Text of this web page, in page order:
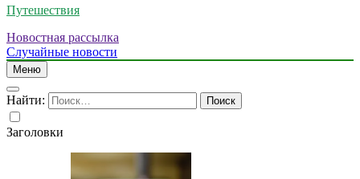
Путешествия
Новостная рассылка
Случайные новости
Меню
Найти:
Заголовки